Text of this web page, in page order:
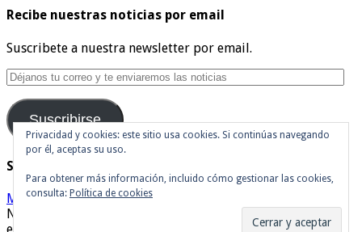
Recibe nuestras noticias por email
Suscribete a nuestra newsletter por email.
Déjanos
tu
correo
y
te
enviaremos
las
noticias
Suscribirse
Síguenos en Twitter
Mis tuits
Noticias de cine y de series de televisión, críticas, tráilers,
Privacidad y cookies: este sitio usa cookies. Si continúas navegando
por él, aceptas su uso.
Para obtener más información, incluido cómo gestionar las cookies,
consulta: Política de cookies